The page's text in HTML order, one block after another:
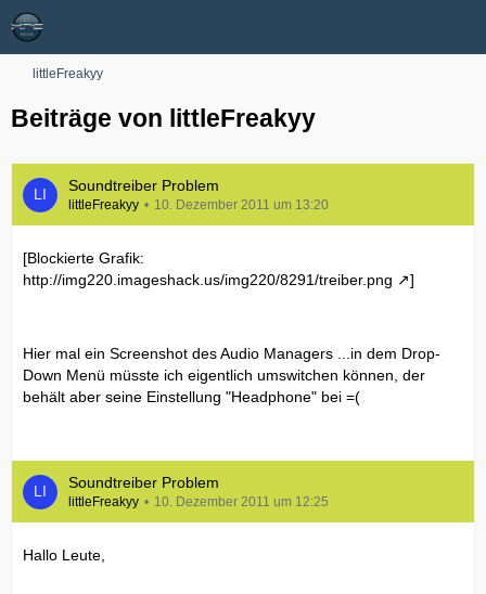
littleFreakyy
Beiträge von littleFreakyy
Soundtreiber Problem
littleFreakyy 10. Dezember 2011 um 13:20
[Blockierte Grafik:
http://img220.imageshack.us/img220/8291/treiber.png
]
Hier mal ein Screenshot des Audio Managers ...in dem Drop-
Down Menü müsste ich eigentlich umswitchen können, der
behält aber seine Einstellung "Headphone" bei =(
Soundtreiber Problem
littleFreakyy 10. Dezember 2011 um 12:25
Hallo Leute,